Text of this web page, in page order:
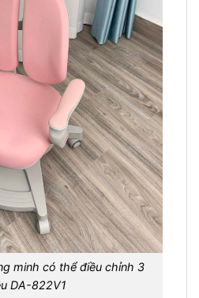
minh có thể điều chỉnh 3
DA-822V1